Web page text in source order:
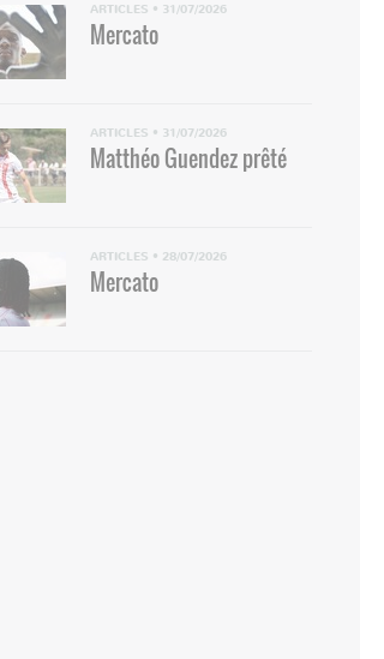
ARTICLES • 31/07/2026
Mercato
ARTICLES • 31/07/2026
Matthéo Guendez prêté
ARTICLES • 28/07/2026
Mercato